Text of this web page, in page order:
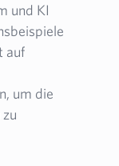
und KI
auf
um die